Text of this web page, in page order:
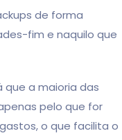
de forma
fim e naquilo que
que a maioria das
pelo que for
o que facilita o